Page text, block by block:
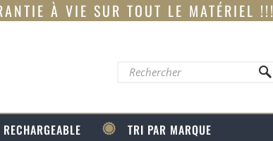
À VIE SUR TOUT LE MATÉRIEL !!!
TRI PAR MARQUE